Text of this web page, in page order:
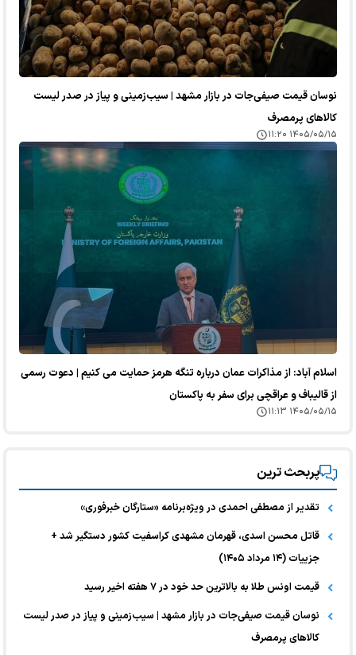
نوسان قیمت صیفی‌جات در بازار مشهد | سیب‌زمینی و پیاز در صدر لیست
کالا‌های پرمصرف
۱۴۰۵/۰۵/۱۵ ۱۱:۲۰
اسلام آباد: از مذاکرات عمان درباره تنگه هرمز حمایت می کنیم | دعوت رسمی
از قالیباف و عراقچی برای سفر به پاکستان
۱۴۰۵/۰۵/۱۵ ۱۱:۱۳
پربحث ترین
تقدیر از مصطفی احمدی در ویژه‌برنامه «ستارگان خبرفوری»
قاتل محسن اسدی، قهرمان مشهدی کراسفیت کشور دستگیر شد +
جزییات (۱۴ مرداد ۱۴۰۵)
قیمت اونس طلا به بالاترین حد خود در ۷ هفته اخیر رسید
نوسان قیمت صیفی‌جات در بازار مشهد | سیب‌زمینی و پیاز در صدر لیست
کالا‌های پرمصرف